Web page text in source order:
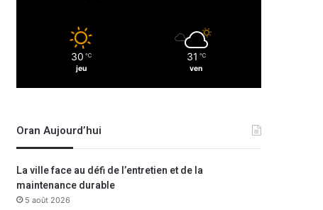
30 ℃
jeu
31 ℃
ven
Oran Aujourd’hui
La ville face au défi de l’entretien et de la
maintenance durable
5 août 2026